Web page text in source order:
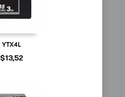
YTX4L
$13,52